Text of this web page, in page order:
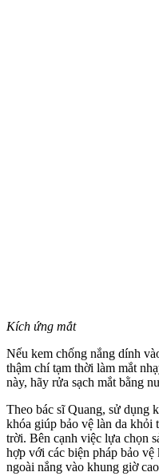
Kích ứng mắt
Nếu kem chống nắng dính
thậm chí tạm thời làm mắt
này, hãy rửa sạch mắt bằng
Theo bác sĩ Quang, sử dụng
khóa giúp bảo vệ làn da khỏi
trời. Bên cạnh việc lựa chọn
hợp với các biện pháp bảo vệ
ngoài nắng vào khung giờ